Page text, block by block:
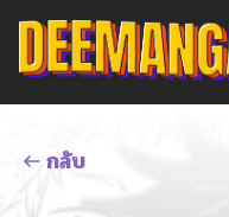
กลับ